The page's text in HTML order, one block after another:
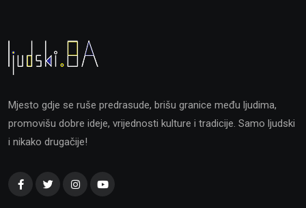
Mjesto gdje se ruše predrasude, brišu granice među ljudima,
promovišu dobre ideje, vrijednosti kulture i tradicije. Samo ljudski
i nikako drugačije!